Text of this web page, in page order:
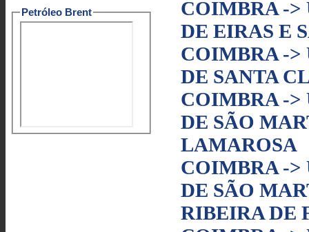
Petróleo Brent
COIMBRA ->
DE EIRAS E
COIMBRA ->
DE SANTA
COIMBRA ->
DE SÃO
LAMAROSA
COIMBRA ->
DE SÃO
RIBEIRA DE